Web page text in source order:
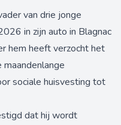
van drie jonge
in zijn auto in Blagnac
hem heeft verzocht het
sociale huisvesting tot
dat hij wordt